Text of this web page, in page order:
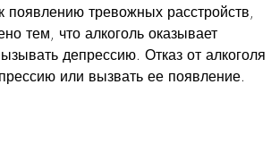
появлению тревожных расстройств,
тем, что алкоголь оказывает
депрессию. Отказ от алкоголя
или вызвать ее появление.